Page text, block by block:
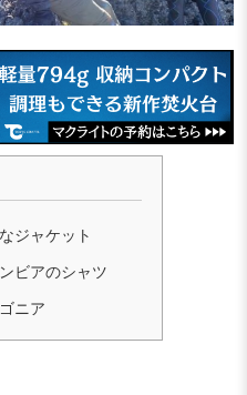
ジャケット
ビアのシャツ
ニア